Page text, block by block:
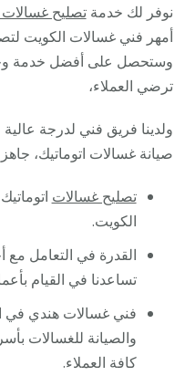
نوفر لك خدمةتصليح غسالات
أمهر فني غسالات الكويت
وستحصل على أفضل خدمة
ترضي العملاء،
ولدينا فريق فني لدرجة عالية
صيانة غسالات اتوماتيك، جاهز
تصليح غسالات
الكويت.
القدرة في التعامل مع
تساعدنا في القيام
فني غسالات هندي في
والصيانة للغسالات
كافة العملاء.